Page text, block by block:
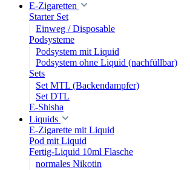
E-Zigaretten
Starter Set
Einweg / Disposable
Podsysteme
Podsystem mit Liquid
Podsystem ohne Liquid (nachfüllbar)
Sets
Set MTL (Backendampfer)
Set DTL
E-Shisha
Liquids
E-Zigarette mit Liquid
Pod mit Liquid
Fertig-Liquid 10ml Flasche
normales Nikotin